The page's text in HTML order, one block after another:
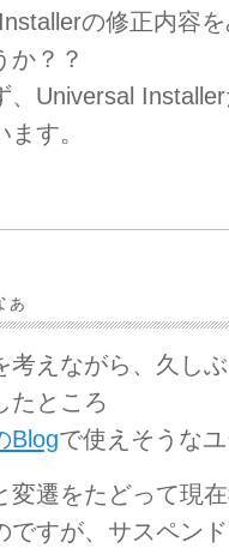
の修正内容
か？？
、Universal
ます。
ぁ
考えながら、久し
たところ
Blogで使えそうな
変遷をたどって現
ですが、サスペン